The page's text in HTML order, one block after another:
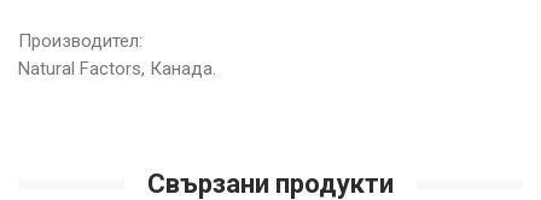
Производител:
Natural Factors, Канада.
Свързани продукти